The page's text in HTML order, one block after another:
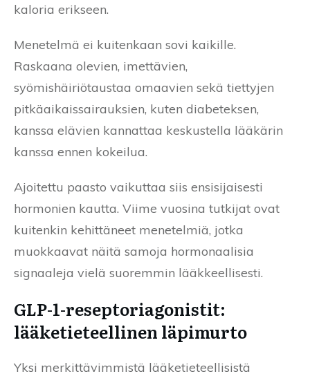
kaloria erikseen.
Menetelmä ei kuitenkaan sovi kaikille.
Raskaana olevien, imettävien,
syömishäiriötaustaa omaavien sekä tiettyjen
pitkäaikaissairauksien, kuten diabeteksen,
kanssa elävien kannattaa keskustella lääkärin
kanssa ennen kokeilua.
Ajoitettu paasto vaikuttaa siis ensisijaisesti
hormonien kautta. Viime vuosina tutkijat ovat
kuitenkin kehittäneet menetelmiä, jotka
muokkaavat näitä samoja hormonaalisia
signaaleja vielä suoremmin lääkkeellisesti.
GLP-1-reseptoriagonistit:
lääketieteellinen läpimurto
Yksi merkittävimmistä lääketieteellisistä